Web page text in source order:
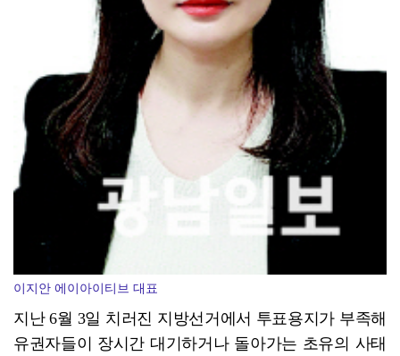
이지안 에이아이티브 대표
지난 6월 3일 치러진 지방선거에서 투표용지가 부족해
유권자들이 장시간 대기하거나 돌아가는 초유의 사태